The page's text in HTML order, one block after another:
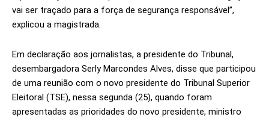
vai ser traçado para a força de segurança responsável”,
explicou a magistrada.
Em declaração aos jornalistas, a presidente do Tribunal,
desembargadora Serly Marcondes Alves, disse que participou
de uma reunião com o novo presidente do Tribunal Superior
Eleitoral (TSE), nessa segunda (25), quando foram
apresentadas as prioridades do novo presidente, ministro